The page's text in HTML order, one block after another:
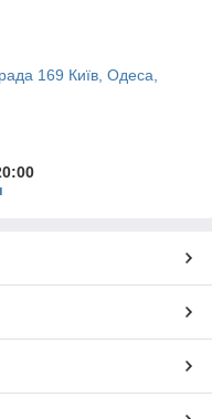
169 Київ, Одеса,